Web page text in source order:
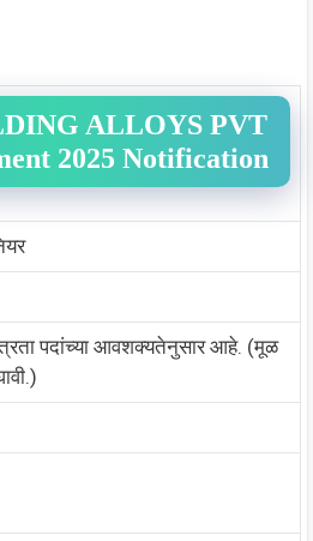
ALLOYS PVT
2025 Notification
पदांच्या आवशक्यतेनुसार आहे. (मूळ